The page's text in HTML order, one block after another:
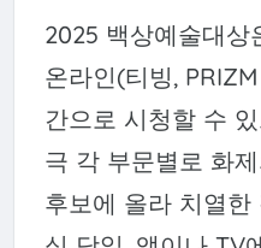
2025 백상예술대상
온라인(티빙,
간으로 시청할 수 있
극 각 부문별로 화
후보에 올라 치열